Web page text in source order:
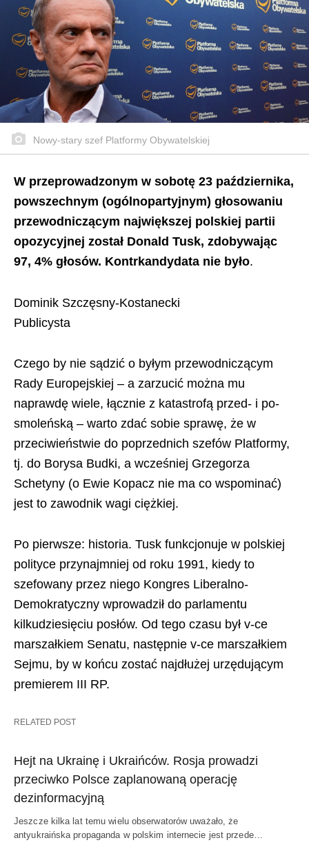
Nowy-stary szef Platformy Obywatelskiej
W przeprowadzonym w sobotę 23 października,
powszechnym (ogólnopartyjnym) głosowaniu
przewodniczącym największej polskiej partii
opozycyjnej został Donald Tusk, zdobywając
97, 4% głosów. Kontrkandydata nie było.
Dominik Szczęsny-Kostanecki
Publicysta
Czego by nie sądzić o byłym przewodniczącym
Rady Europejskiej – a zarzucić można mu
naprawdę wiele, łącznie z katastrofą przed- i po-
smoleńską – warto zdać sobie sprawę, że w
przeciwieństwie do poprzednich szefów Platformy,
tj. do Borysa Budki, a wcześniej Grzegorza
Schetyny (o Ewie Kopacz nie ma co wspominać)
jest to zawodnik wagi ciężkiej.
Po pierwsze: historia. Tusk funkcjonuje w polskiej
polityce przynajmniej od roku 1991, kiedy to
szefowany przez niego Kongres Liberalno-
Demokratyczny wprowadził do parlamentu
kilkudziesięciu posłów. Od tego czasu był v-ce
marszałkiem Senatu, następnie v-ce marszałkiem
Sejmu, by w końcu zostać najdłużej urzędującym
premierem III RP.
RELATED POST
Hejt na Ukrainę i Ukraińców. Rosja prowadzi
przeciwko Polsce zaplanowaną operację
dezinformacyjną
Jeszcze kilka lat temu wielu obserwatorów uważało, że
antyukraińska propaganda w polskim internecie jest przede…